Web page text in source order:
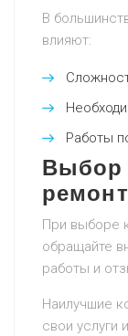
В
влияют:
Работы
Выбор
При выборе
обращайте
работы и
Наилучшие
свои услуги